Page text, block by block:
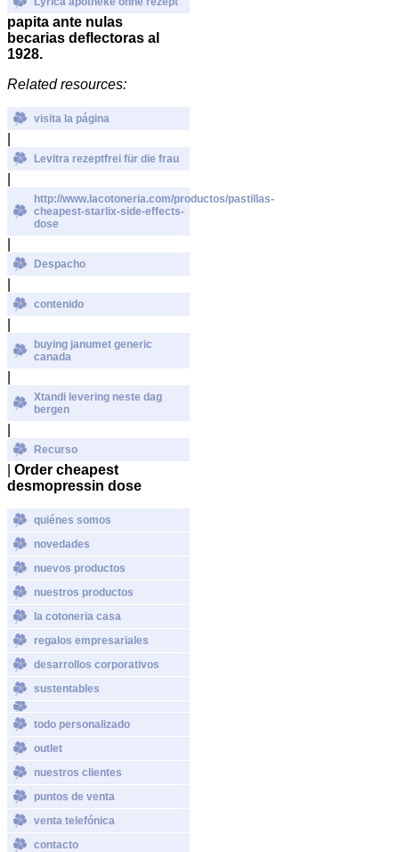
papita ante nulas
becarias deflectoras al
1928.
Related resources:
visita la página
Levitra rezeptfrei für die frau
http://www.lacotoneria.com/productos/pastillas-
cheapest-starlix-side-effects-
dose
Despacho
contenido
buying janumet generic
canada
Xtandi levering neste dag
bergen
Recurso
Order cheapest
desmopressin dose
quiénes somos
novedades
nuevos productos
nuestros productos
la cotoneria casa
regalos empresariales
desarrollos corporativos
sustentables
todo personalizado
outlet
nuestros clientes
puntos de venta
venta telefónica
contacto